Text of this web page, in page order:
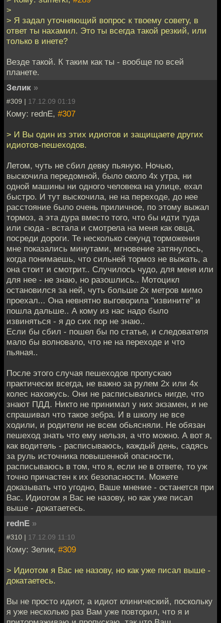
>
> Я задал уточняющий вопрос к твоему совету, в
ответ ты нахамил. Это ты всегда такой резкий, или
только в инете?
Везде такой. К таким как ты - вообще по всей
планете.
Зелик »
#309 | 17.12.09 01:19
Кому: rednE, #307
> И Вы один из этих идиотов и защищаете других
идиотов-пешеходов.
Летом, чуть не сбил девку пьяную. Ночью,
выскочила передомной, было около 4х утра, ни
одной машины ни одного человека на улице, ехал
быстро. И тут выскочила, не на переходе, до нее
расстояние было очень приличное, по этому выжал
тормоз, а эта дура вместо того, что бы идти туда
или сюда - встала и смотрела на меня как овца,
посреди дороги. Те несколько секунд торможения
мне показались минутами, мгновение затянулось,
когда понимаешь, что сильней тормоз не выжать, а
она стоит и смотрит.. Случилось чудо, для меня или
для нее - не знаю, но разошлись.. Мотоцикл
остановился за ней, чуть больше 2х метров мимо
проехал... Она невнятно выговорила "извините" и
пошла дальше.. А кому из нас надо было
извиняться - я до сих пор не знаю..
Если бы сбил - пошел бы по статье, и следователя
мало бы волновало, что не на переходе и что
пьяная..
После этого случая пешеходов пропускаю
практически всегда, не важно за рулем 2х или 4х
колес нахожусь. Они не расписывались нигде, что
знают ПДД. Никто не принимал у них экзамен, и не
спрашивал что такое зебра. И в школу не все
ходили, и родители не всем обьясняли. Не обязан
пешеход знать что ему нельзя, а что можно. А вот я,
как водитель - расписываюсь, каждый день, садясь
за руль источника повышенной опасности,
расписываюсь в том, что я, если не в ответе, то уж
точно причастен к их безопасности. Можете
доказывать что угодно, Ваше мнение - останется при
Вас. Идиотом я Вас не назову, но как уже писал
выше - докатаетесь.
rednE »
#310 | 17.12.09 11:10
Кому: Зелик, #309
> Идиотом я Вас не назову, но как уже писал выше -
докатаетесь.
Вы не просто идиот, а идиот клинический, поскольку
я уже несколько раз Вам уже повторил, что я и